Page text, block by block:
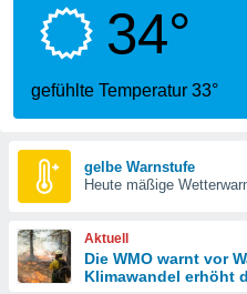
dass
sind.
diese
34°
gefühlte Temperatur 33°
gelbe Warnstufe
Heute mäßige
Aktuell
Die WMO warnt vor
Klimawandel erhöht